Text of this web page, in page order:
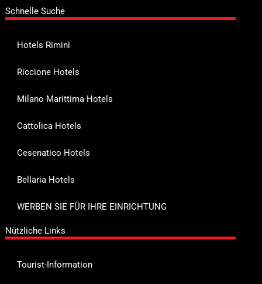
Schnelle Suche
Hotels Rimini
Riccione Hotels
Milano Marittima Hotels
Cattolica Hotels
Cesenatico Hotels
Bellaria Hotels
WERBEN SIE FÜR IHRE EINRICHTUNG
Nützliche Links
Tourist-Information